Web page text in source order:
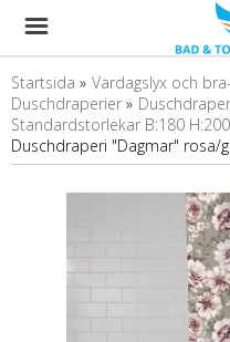
Startsida » Vardagslyx och
Duschdraperier »
Standardstorlekar B:180
Duschdraperi "Dagmar" rosa/